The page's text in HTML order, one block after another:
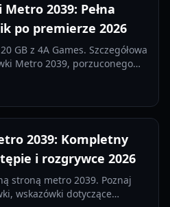
2039: Pełna
po premierze 2026
GB z 4A Games. Szczegółowa
Metro 2039, porzuconego
2039: Kompletny
i rozgrywce 2026
stroną metro 2039. Poznaj
wskazówki dotyczące